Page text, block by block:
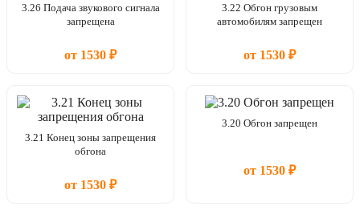
3.26 Подача звукового сигнала
запрещена
от 1530 ₽
3.22 Обгон грузовым
автомобилям запрещен
от 1530 ₽
3.21 Конец зоны запрещения
обгона
от 1530 ₽
3.20 Обгон запрещен
от 1530 ₽